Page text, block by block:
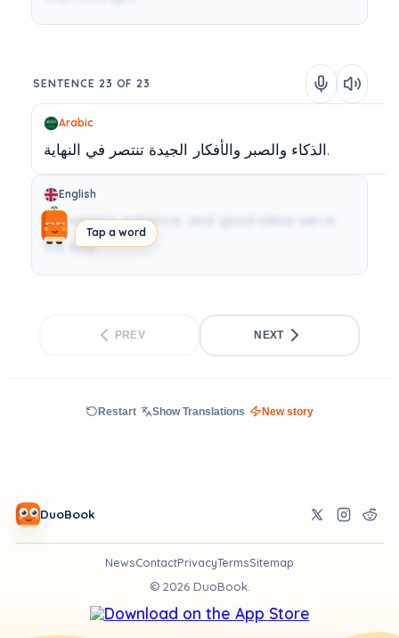
Tap a word
SENTENCE 23 OF 23
Arabic
الذكاء والصبر والأفكار الجيدة تنتصر في النهاية.
English
Cleverness, patience, and good ideas win in
the end.
PREV NEXT
Restart Show Translations New story
DuoBook
NewsContactPrivacyTermsSitemap
© 2026DuoBook.